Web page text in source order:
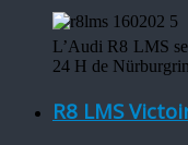
L’Audi R8 LMS
24 H de
R8 LMS